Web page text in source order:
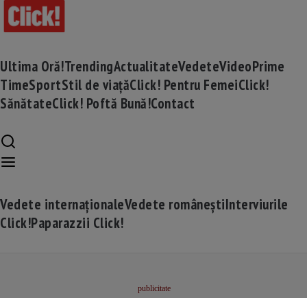
Ultima Oră!TrendingActualitateVedeteVideoPrime
TimeSportStil de viațăClick! Pentru FemeiClick!
SănătateClick! Poftă Bună!Contact
Vedete internaționaleVedete româneștiInterviurile
Click!Paparazzii Click!